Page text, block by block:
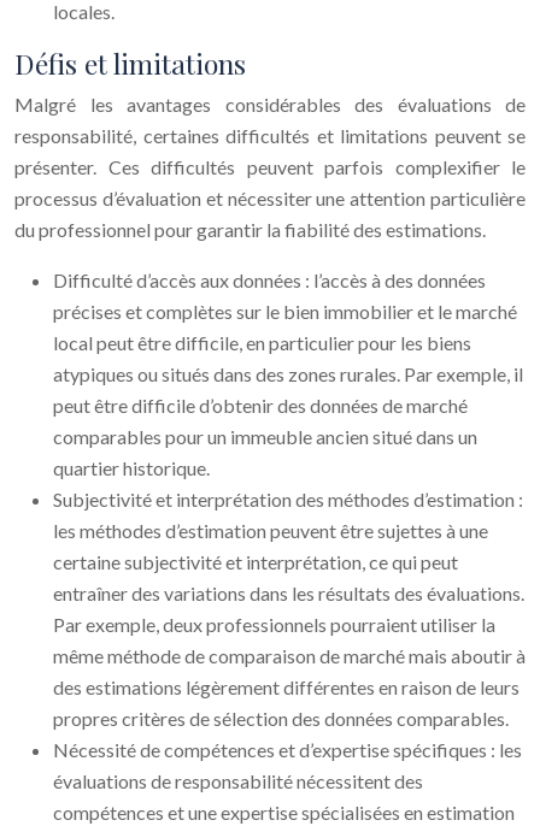
locales.
Défis et limitations
Malgré les avantages considérables des évaluations de
responsabilité, certaines difficultés et limitations peuvent se
présenter. Ces difficultés peuvent parfois complexifier le
processus d’évaluation et nécessiter une attention particulière
du professionnel pour garantir la fiabilité des estimations.
Difficulté d’accès aux données : l’accès à des données
précises et complètes sur le bien immobilier et le marché
local peut être difficile, en particulier pour les biens
atypiques ou situés dans des zones rurales. Par exemple, il
peut être difficile d’obtenir des données de marché
comparables pour un immeuble ancien situé dans un
quartier historique.
Subjectivité et interprétation des méthodes d’estimation :
les méthodes d’estimation peuvent être sujettes à une
certaine subjectivité et interprétation, ce qui peut
entraîner des variations dans les résultats des évaluations.
Par exemple, deux professionnels pourraient utiliser la
même méthode de comparaison de marché mais aboutir à
des estimations légèrement différentes en raison de leurs
propres critères de sélection des données comparables.
Nécessité de compétences et d’expertise spécifiques : les
évaluations de responsabilité nécessitent des
compétences et une expertise spécialisées en estimation